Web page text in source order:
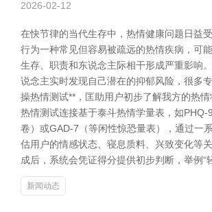
2026-02-12
在快节律的当代生存中，热情健康问题日益
行为一种常见但容易被疏远的热情疾病，可
生存、职责和东说念主际相干形成严重影响
说念主实时发现自己潜在的抑郁风险，很多
操热情测试**，匡助用户初步了解我方的热
热情测试连接基于泰斗热情学量表，如PHQ-
卷）或GAD-7（等闲性惊恐量表），通过一
估用户的情感状态、寝息质料、兴致变化等
成后，系统会凭证得分提供初步判断，举例“
新闻动态